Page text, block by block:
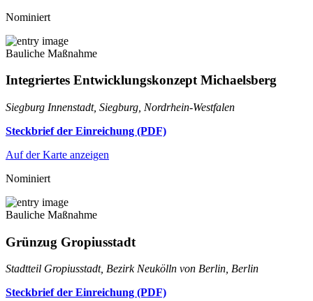
Nominiert
Bauliche Maßnahme
Integriertes Entwicklungskonzept Michaelsberg
Siegburg Innenstadt, Siegburg, Nordrhein-Westfalen
Steckbrief der Einreichung (PDF)
Auf der Karte anzeigen
Nominiert
Bauliche Maßnahme
Grünzug Gropiusstadt
Stadtteil Gropiusstadt, Bezirk Neukölln von Berlin, Berlin
Steckbrief der Einreichung (PDF)